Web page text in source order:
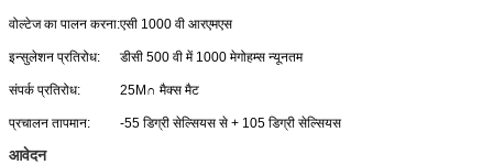
वोल्टेज का पालन करना:एसी 1000 वी आरएमएस
इन्सुलेशन प्रतिरोध: डीसी 500 वी में 1000 मेगोहम्स न्यूनतम
संपर्क प्रतिरोध: 25M∩ मैक्स मैट
प्रचालन तापमान: -55 डिग्री सेल्सियस से + 105 डिग्री सेल्सियस
आवेदन